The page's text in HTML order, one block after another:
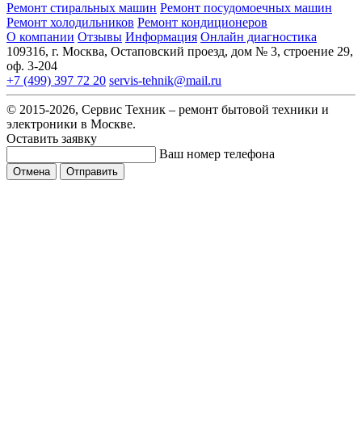
Ремонт стиральных машин Ремонт посудомоечных машин
Ремонт холодильников Ремонт кондиционеров
О компании Отзывы Информация Онлайн диагностика
109316, г. Москва, Остаповский проезд, дом № 3, строение 29,
оф. 3-204
+7 (499) 397 72 20 servis-tehnik@mail.ru
© 2015-2026, Сервис Техник – ремонт бытовой техники и
электроники в Москве.
Оставить заявку
Ваш номер телефона
Отмена Отправить